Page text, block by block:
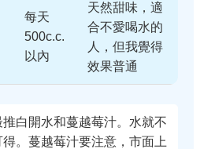
每天
500c.c.
以內
天然甜味，適
合不愛喝水的
人，但我覺得
效果普通
白開水和蔓越莓汁。水就不
。蔓越莓汁要注意，市面上